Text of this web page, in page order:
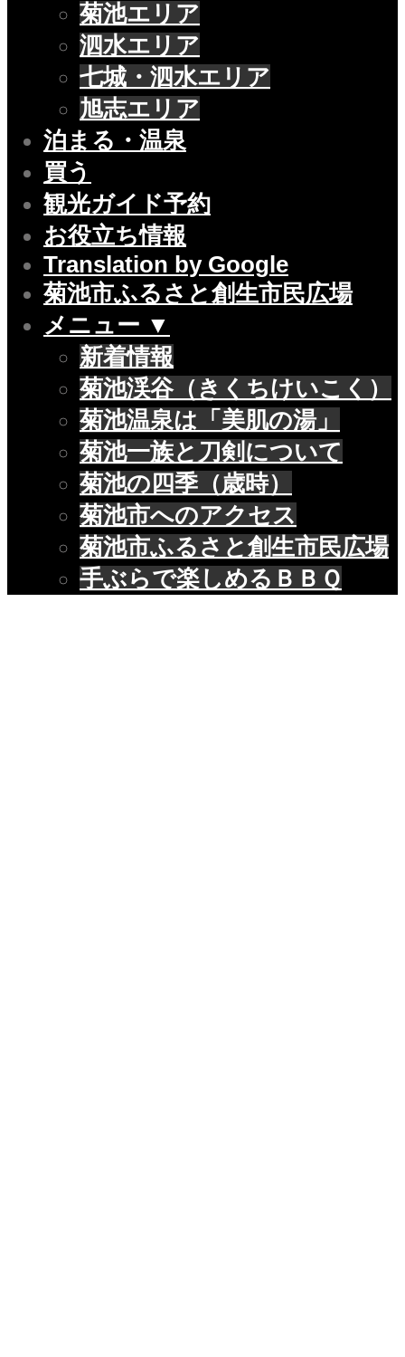
菊池エリア
泗水エリア
七城・泗水エリア
旭志エリア
泊まる・温泉
買う
観光ガイド予約
お役立ち情報
Translation by Google
菊池市ふるさと創生市民広場
メニュー ▼
新着情報
菊池渓谷（きくちけいこく）
菊池温泉は「美肌の湯」
菊池一族と刀剣について
菊池の四季（歳時）
菊池市へのアクセス
菊池市ふるさと創生市民広場
手ぶらで楽しめるＢＢＱ